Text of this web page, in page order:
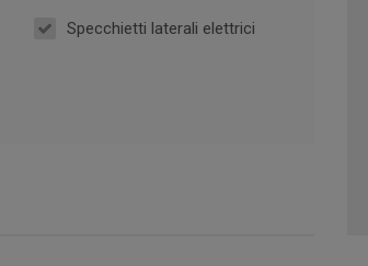
Specchietti laterali elettrici